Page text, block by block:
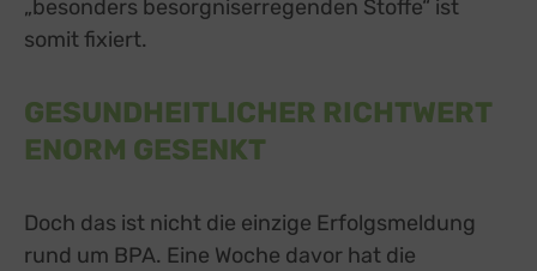
„besonders besorgniserregenden Stoffe“ ist
somit fixiert.
GESUNDHEITLICHER RICHTWERT
ENORM GESENKT
Doch das ist nicht die einzige Erfolgsmeldung
rund um BPA. Eine Woche davor hat die